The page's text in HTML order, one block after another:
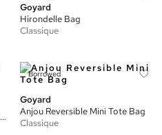
Goyard
Hirondelle Bag
Classique
Hulot Dans Le Train Anjou Reversible Mini Tote Bag
Borrowed
Goyard
Anjou Reversible Mini Tote Bag
Classique